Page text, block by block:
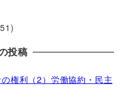
投稿
権利（2）労働協約・民主